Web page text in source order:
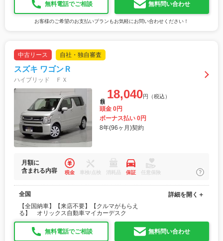
無料電話でご相談 無料問い合わせ
お客様のご希望のお支払いプランもお気軽にお問い合わせください！
中古リース 自社・独自審査
スズキ ワゴンＲ
ハイブリッド ＦＸ
18,040円（税込）
頭金 0円
ボーナス払い 0円
8年(96ヶ月)契約
月額に
含まれる内容
税金 車検/点検 消耗品 保証 任意保険
全国
【全国納車】【来店不要】【クルマがもらえ
る】 オリックス自動車マイカーデスク
詳細を開く＋
無料電話でご相談 無料問い合わせ